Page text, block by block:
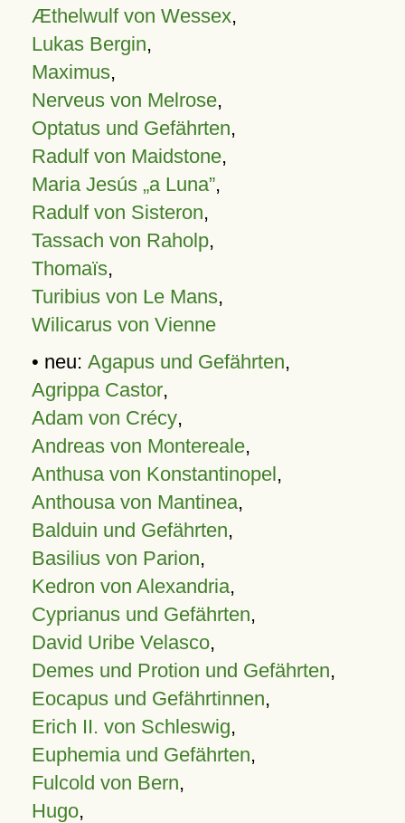
Æthelwulf von Wessex,
Lukas Bergin,
Maximus,
Nerveus von Melrose,
Optatus und Gefährten,
Radulf von Maidstone,
Maria Jesús „a Luna”,
Radulf von Sisteron,
Tassach von Raholp,
Thomaïs,
Turibius von Le Mans,
Wilicarus von Vienne
• neu: Agapus und Gefährten,
Agrippa Castor,
Adam von Crécy,
Andreas von Montereale,
Anthusa von Konstantinopel,
Anthousa von Mantinea,
Balduin und Gefährten,
Basilius von Parion,
Kedron von Alexandria,
Cyprianus und Gefährten,
David Uribe Velasco,
Demes und Protion und Gefährten,
Eocapus und Gefährtinnen,
Erich II. von Schleswig,
Euphemia und Gefährten,
Fulcold von Bern,
Hugo,